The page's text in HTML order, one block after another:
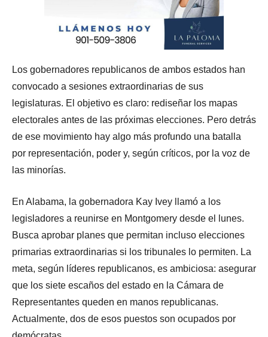
Los gobernadores republicanos de ambos estados han
convocado a sesiones extraordinarias de sus
legislaturas. El objetivo es claro: rediseñar los mapas
electorales antes de las próximas elecciones. Pero detrás
de ese movimiento hay algo más profundo una batalla
por representación, poder y, según críticos, por la voz de
las minorías.
En Alabama, la gobernadora Kay Ivey llamó a los
legisladores a reunirse en Montgomery desde el lunes.
Busca aprobar planes que permitan incluso elecciones
primarias extraordinarias si los tribunales lo permiten. La
meta, según líderes republicanos, es ambiciosa: asegurar
que los siete escaños del estado en la Cámara de
Representantes queden en manos republicanas.
Actualmente, dos de esos puestos son ocupados por